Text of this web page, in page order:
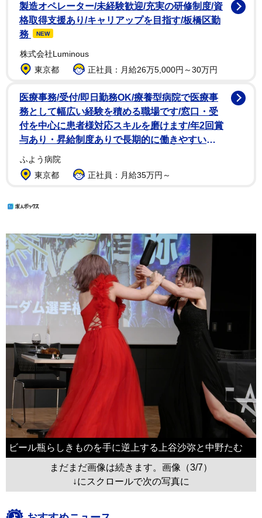
製造オペレーター/未経験歓迎/充実の研修制度/資
格取得支援あり/キャリアップを目指す/板橋区勤
務
NEW
株式会社Luminous
東京都
正社員：月給26万5,000円～30万円
医療事務/受付/即日勤務OK/療養型病院で医療事
務として幅広い経験を積める職場です/窓口・受
付を中心に患者様対応スキルを磨けます/年2回賞
与あり・昇給制度ありで長期的に働きやすい
ふよう病院
東京都
正社員：月給35万円～
ビール瓶らしきものを手に逆上する上谷沙弥と中野たむ
まだまだ画像は続きます。画像（3/7）
↓にスクロールで次の写真に